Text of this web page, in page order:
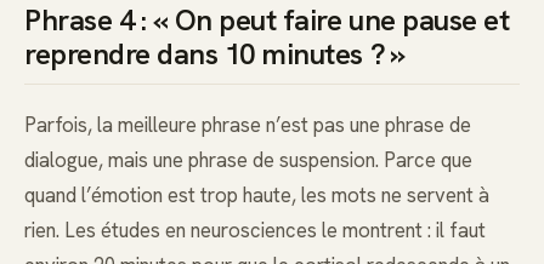
Phrase 4 : « On peut faire une pause et
reprendre dans 10 minutes ? »
Parfois, la meilleure phrase n’est pas une phrase de
dialogue, mais une phrase de suspension. Parce que
quand l’émotion est trop haute, les mots ne servent à
rien. Les études en neurosciences le montrent : il faut